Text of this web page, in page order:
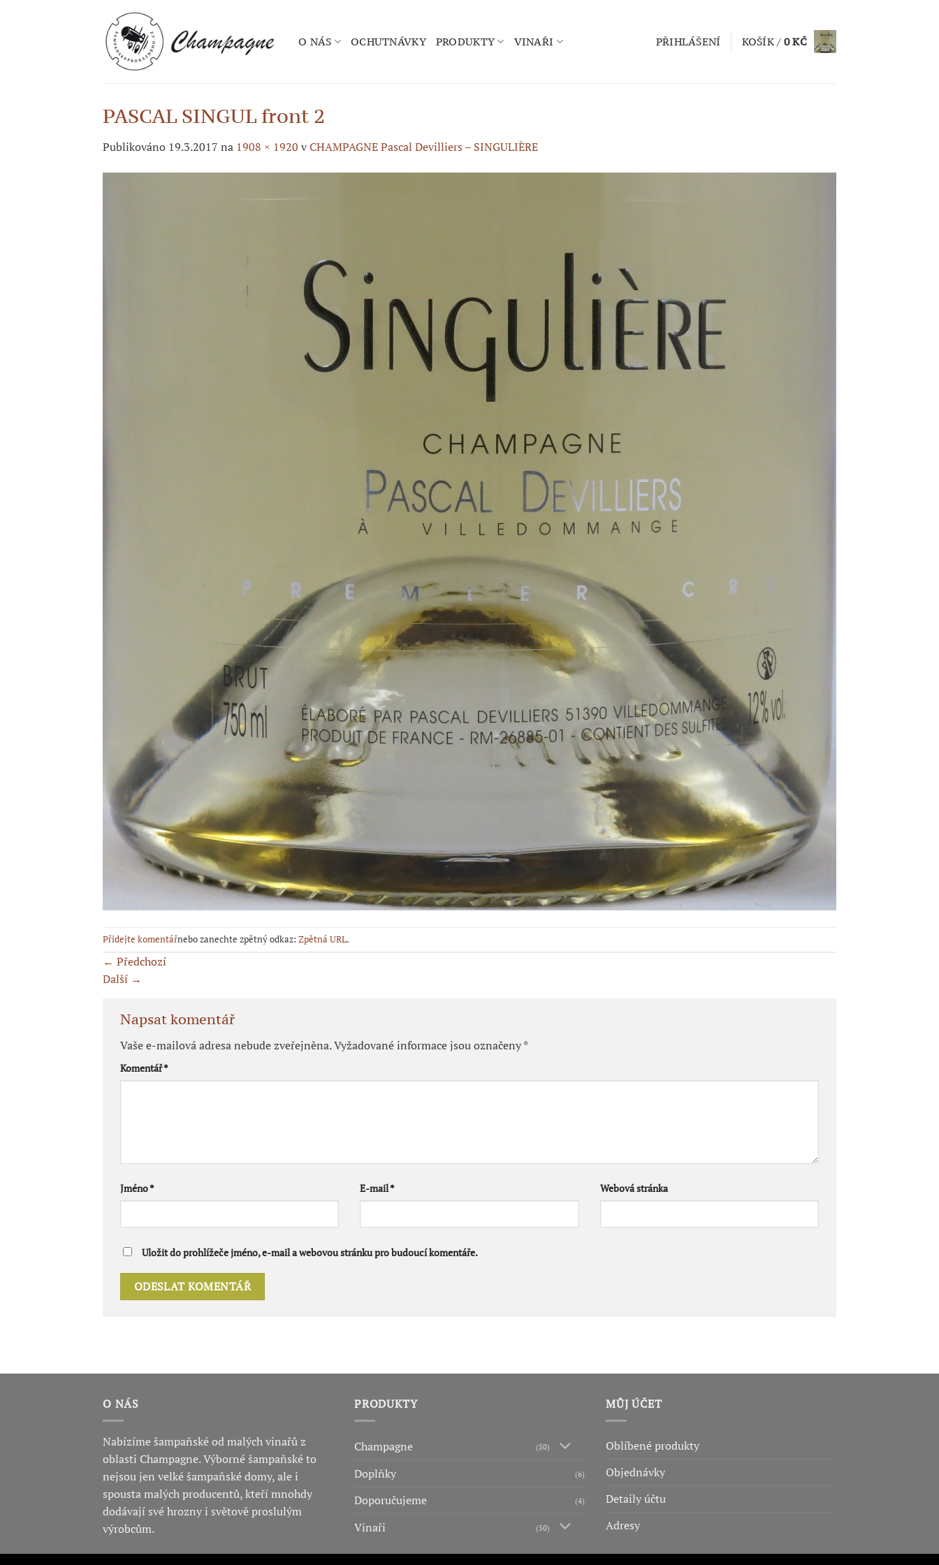
O NÁS OCHUTNÁVKY PRODUKTY VINAŘI PŘIHLÁŠENÍ KOŠÍK / 0KČ
PASCAL SINGUL front 2
Publikováno 19.3.2017 na 1908 × 1920 vCHAMPAGNE Pascal Devilliers – SINGULIÈRE
Přidejte komentářnebo zanechte zpětný odkaz:Zpětná URL.
← Předchozí
Další →
Napsat komentář
Vaše e-mailová adresa nebude zveřejněna.Vyžadované informace jsou označeny*
Komentář*
Jméno* E-mail* Webová stránka
Uložit do prohlížeče jméno, e-mail a webovou stránku pro budoucí komentáře.
O NÁS
Nabízíme šampaňské od malých vinařů z
oblasti Champagne. Výborné šampaňské to
nejsou jen velké šampaňské domy, ale i
spousta malých producentů, kteří mnohdy
dodávají své hrozny i světově proslulým
výrobcům.
PRODUKTY
Champagne (50)
Doplňky (6)
Doporučujeme (4)
Vinaři (50)
MŮJ ÚČET
Oblíbené produkty
Objednávky
Detaily účtu
Adresy